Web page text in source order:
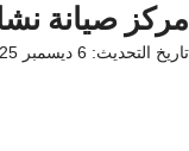
مركز صيانة
تاريخ التحديث: 6 ديسمبر 2025